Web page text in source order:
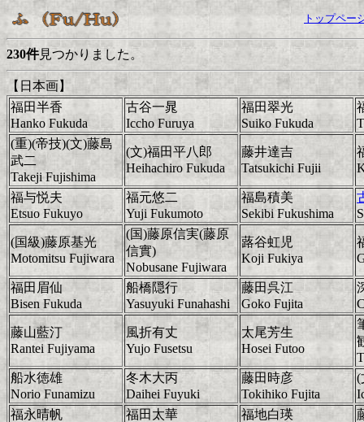
トップペー
230件見つかりました。
【日本画】
福田半香
Hanko Fukuda
古谷一晁
Iccho Furuya
福田翠光
Suiko Fukuda
(重)(帝技)(文)藤島
武二
Takeji Fujishima
(文)福田平八郎
Heihachiro Fukuda
藤井達吉
Tatsukichi Fujii
福与悦夫
Etsuo Fukuyo
福元悠二
Yuji Fukumoto
福島積美
Sekibi Fukushima
(国級)藤原基光
Motomitsu Fujiwara
(国)藤原信実(藤原
信實)
Nobusane Fujiwara
蕗谷虹児
Koji Fukiya
福田眉仙
Bisen Fukuda
船橋隠行
Yasuyuki Funahashi
藤田呉江
Goko Fujita
藤山藍汀
Rantei Fujiyama
風折有丈
Yujo Fusetsu
太尾芳生
Hosei Futoo
船水徳雄
Norio Funamizu
冬木大丙
Daihei Fuyuki
藤田時彦
Tokihiko Fujita
(
福永晴帆
福田太華
福地白瑛